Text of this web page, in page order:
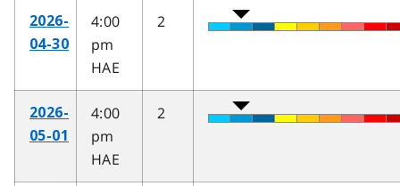
2026-
04-30
4:00
pm
HAE
2
2026-
05-01
4:00
pm
HAE
2